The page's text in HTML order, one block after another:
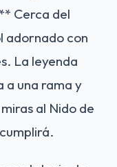
Cerca del
adornado con
La leyenda
a una rama y
al Nido de